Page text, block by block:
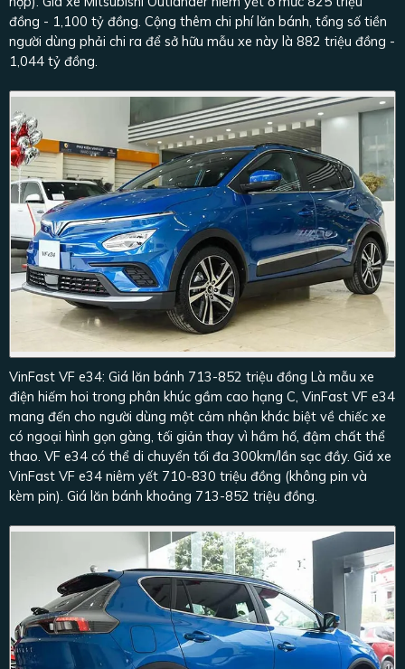
đồng - 1,100 tỷ đồng. Cộng thêm chi phí lăn bánh, tổng số tiền
người dùng phải chi ra để sở hữu mẫu xe này là 882 triệu đồng -
1,044 tỷ đồng.
VinFast VF e34: Giá lăn bánh 713-852 triệu đồng Là mẫu xe
điện hiếm hoi trong phân khúc gầm cao hạng C, VinFast VF e34
mang đến cho người dùng một cảm nhận khác biệt về chiếc xe
có ngoại hình gọn gàng, tối giản thay vì hầm hố, đậm chất thể
thao. VF e34 có thể di chuyển tối đa 300km/lần sạc đầy. Giá xe
VinFast VF e34 niêm yết 710-830 triệu đồng (không pin và
kèm pin). Giá lăn bánh khoảng 713-852 triệu đồng.